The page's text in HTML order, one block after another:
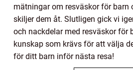
mätningar om resväskor för barn
skiljer dem åt. Slutligen gick vi
och nackdelar med resväskor för
kunskap som krävs för att välja
för ditt barn inför nästa resa!